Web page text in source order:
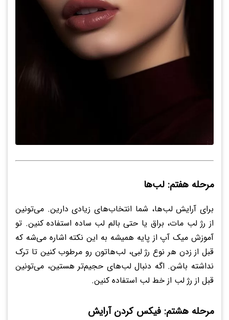
مرحله هفتم: لب‌ها
برای آرایش لب‌ها، شما انتخاب‌های زیادی دارین. می‌تونین
از رژ لب مات، براق یا حتی بالم لب ساده استفاده کنین. تو
آموزش میک آپ از پایه همیشه به این نکته اشاره می‌شه که
قبل از زدن هر نوع رژ لبی، لب‌هاتون رو مرطوب کنین تا ترک
نداشته باشن. اگه دنبال لب‌های حجیم‌تر هستین، می‌تونین
قبل از رژ لب از خط لب استفاده کنین.
مرحله هشتم: فیکس کردن آرایش